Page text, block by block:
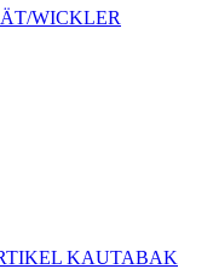
WICKLER
KAUTABAK